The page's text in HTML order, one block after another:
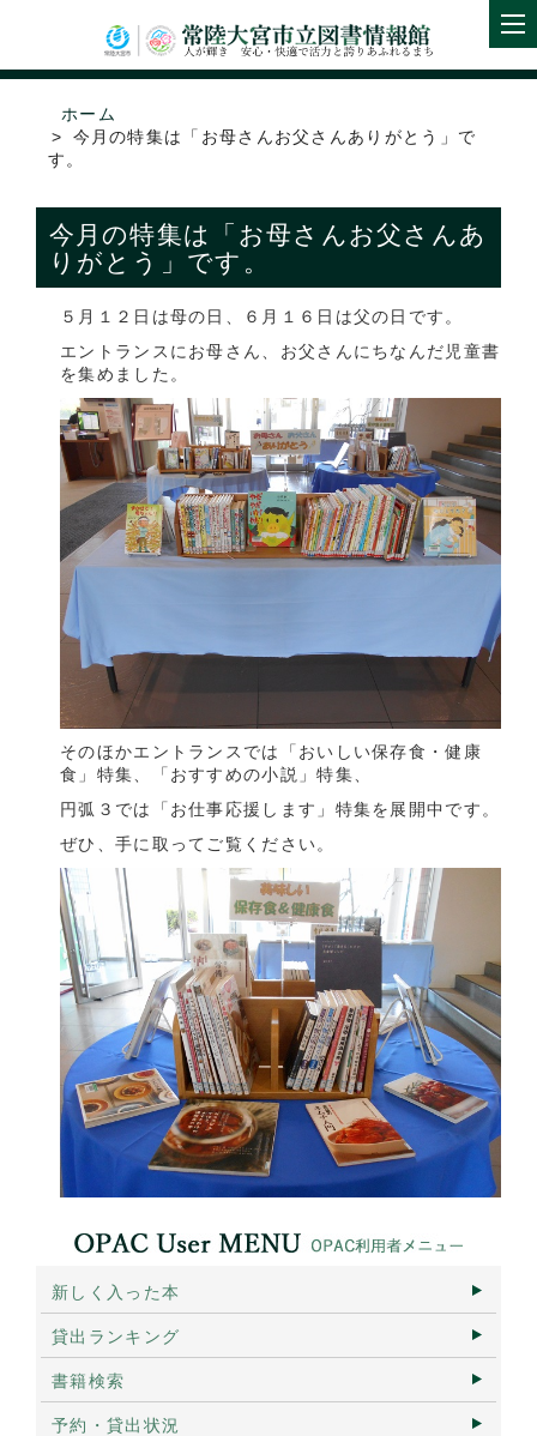
ホーム
今月の特集は「お母さんお父さんありがとう」で
す。
今月の特集は「お母さんお父さんあ
りがとう」です。
５月１２日は母の日、６月１６日は父の日です。
エントランスにお母さん、お父さんにちなんだ児童書
を集めました。
そのほかエントランスでは「おいしい保存食・健康
食」特集、「おすすめの小説」特集、
円弧３では「お仕事応援します」特集を展開中です。
ぜひ、手に取ってご覧ください。
新しく入った本
貸出ランキング
書籍検索
予約・貸出状況